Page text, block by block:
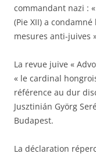
commandant nazi :
(Pie XII) a
mesures anti-juives
La revue juive «
« le cardinal
référence au dur
Jusztinián Györg
Budapest.
La déclaration